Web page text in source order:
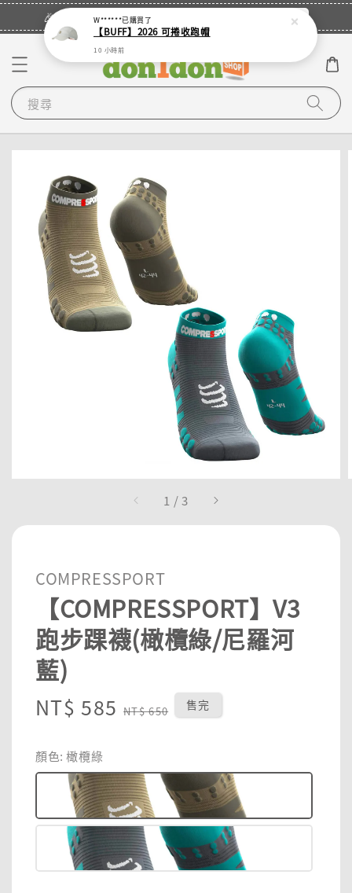
🎉登入會員・領取您的專屬折扣券！ 立即登入
搜尋
1 /3
COMPRESSPORT
【COMPRESSPORT】V3
跑步踝襪(橄欖綠/尼羅河
藍)
Sale
NT$ 585 Regular
NT$ 650 售完
顏色: 橄欖綠
W******已購買了
【BUFF】2026 可捲收跑帽
10 小時前